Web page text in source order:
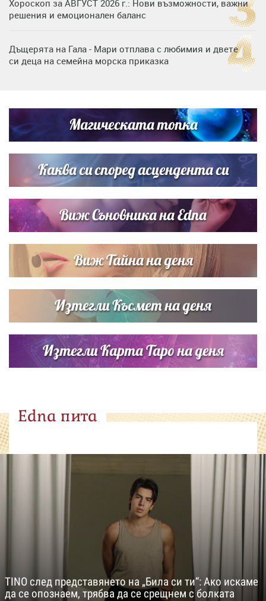
Хороскоп за АВГУСТ 2026 г.: Нови възможности, важни
решения и емоционален баланс
Дъщерята на Гала - Мари отплава с любимия и двете
си деца на семейна морска приказка
Братя Аргирови я изненадаха с песен
Магическата топка
Каква си според асцендента си
Виж Съновника на Edna
Виж Тайна на деня
Изтегли Късмет на деня
Изтегли Карта Таро на деня
Edna пита
TINO след представянето на „Била си ти“: Ако искаме
да се опознаем, трябва да се срещнем с болката